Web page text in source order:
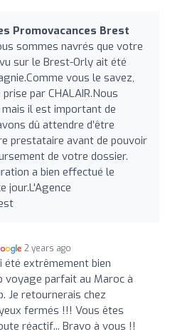
Promovacances Brest
sommes navrés que votre
sur le Brest-Orly ait été
vous le savez,
par CHALAIR.Nous
il est important de
dû attendre d’être
prestataire avant de pouvoir
de votre dossier.
a bien effectué le
jour.L'Agence
2 years ago
été extrêmement bien
voyage parfait au Maroc à
Je retournerais chez
fermés !!! Vous êtes
réactif... Bravo à vous !!